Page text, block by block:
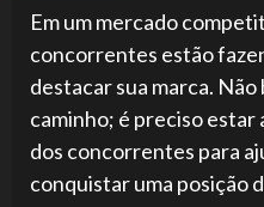
Em um mercado
concorrentes estão
destacar sua marca.
caminho; é preciso
dos concorrentes para
conquistar uma posição